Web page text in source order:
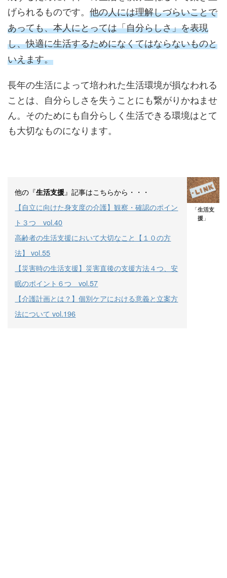
げられるものです。 他の人には理解しづらいことで
あっても、本人にとっては「自分らしさ」を表現
し、快適に生活するためになくてはならないものと
いえます。
長年の生活によって培われた生活環境が損なわれる
ことは、自分らしさを失うことにも繋がりかねませ
ん。そのためにも自分らしく生活できる環境はとて
も大切なものになります。
「生活支
援 」
他の『生活支援』記事はこちらから・・・
【自立に向けた身支度の介護】観察・確認のポイン
ト３つ vol.40
高齢者の生活支援において大切なこと【１０の方
法】 vol.55
【災害時の生活支援】災害直後の支援方法４つ、安
眠のポイント６つ vol.57
【介護計画とは？】個別ケアにおける意義と立案方
法について vol.196